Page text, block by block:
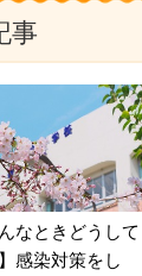
事
んなときどうして
感染対策をし